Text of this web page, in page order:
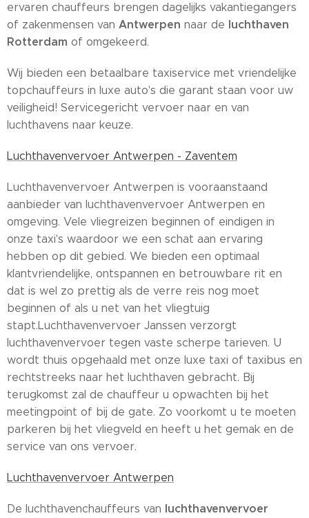
ervaren chauffeurs brengen dagelijks vakantiegangers
of zakenmensen van Antwerpen naar de luchthaven
Rotterdam of omgekeerd.
Wij bieden een betaalbare taxiservice met vriendelijke
topchauffeurs in luxe auto's die garant staan voor uw
veiligheid! Servicegericht vervoer naar en van
luchthavens naar keuze.
Luchthavenvervoer Antwerpen - Zaventem
Luchthavenvervoer Antwerpen is vooraanstaand
aanbieder van luchthavenvervoer Antwerpen en
omgeving. Vele vliegreizen beginnen of eindigen in
onze taxi's waardoor we een schat aan ervaring
hebben op dit gebied. We bieden een optimaal
klantvriendelijke, ontspannen en betrouwbare rit en
dat is wel zo prettig als de verre reis nog moet
beginnen of als u net van het vliegtuig
stapt.Luchthavenvervoer Janssen verzorgt
luchthavenvervoer tegen vaste scherpe tarieven. U
wordt thuis opgehaald met onze luxe taxi of taxibus en
rechtstreeks naar het luchthaven gebracht. Bij
terugkomst zal de chauffeur u opwachten bij het
meetingpoint of bij de gate. Zo voorkomt u te moeten
parkeren bij het vliegveld en heeft u het gemak en de
service van ons vervoer.
Luchthavenvervoer Antwerpen
De luchthavenchauffeurs van luchthavenvervoer